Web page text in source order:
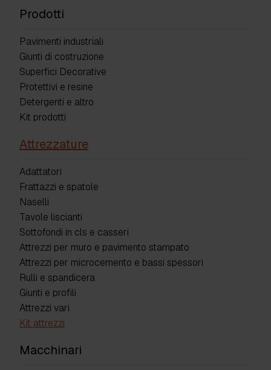
Prodotti
Pavimenti industriali
Giunti di costruzione
Superfici Decorative
Protettivi e resine
Detergenti e altro
Kit prodotti
Attrezzature
Adattatori
Frattazzi e spatole
Naselli
Tavole liscianti
Sottofondi in cls e casseri
Attrezzi per muro e pavimento stampato
Attrezzi per microcemento e bassi spessori
Rulli e spandicera
Giunti e profili
Attrezzi vari
Kit attrezzi
Macchinari